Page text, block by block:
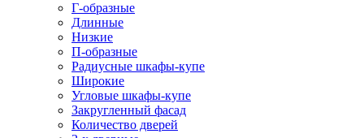
Г-образные
Длинные
Низкие
П-образные
Радиусные шкафы-купе
Широкие
Угловые шкафы-купе
Закругленный фасад
Количество дверей